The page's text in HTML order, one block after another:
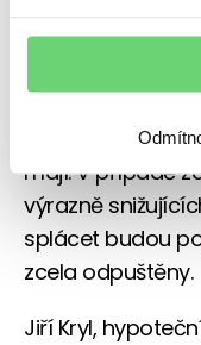
reálné náklady,
mají. V případě
výrazně
splácet budou
zcela odpuštěny.
Jiří Kryl,